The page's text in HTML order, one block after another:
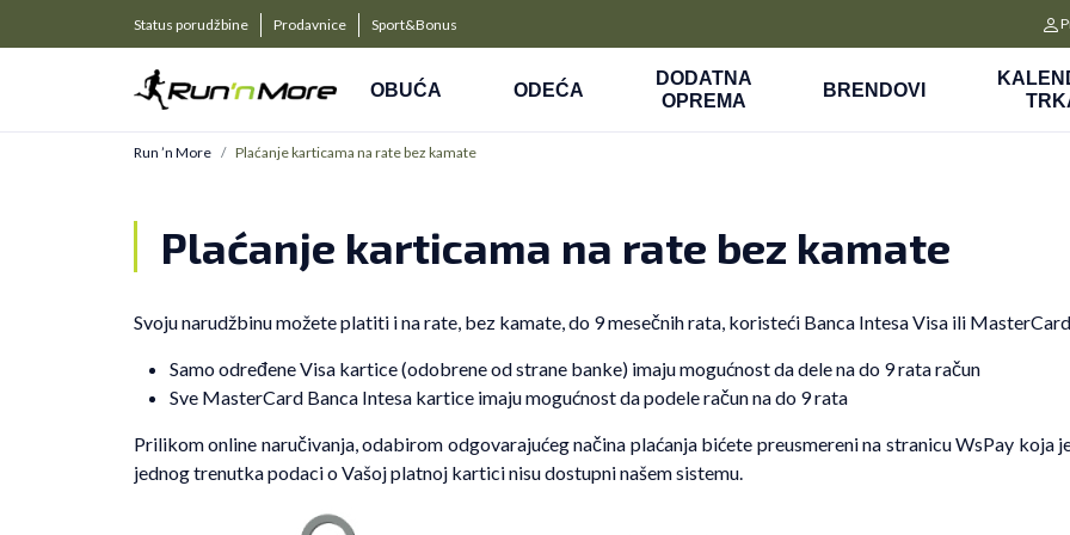
Status porudžbine Prodavnice Sport&Bonus
PLAĆANJE NA RATE
Kreditnim karticama BANCA INTESA platite na 9 rata
OBUĆA ODEĆA
DODATNA
OPREMA
BRENDOVI
Run ’n More Plaćanje karticama na rate bez kamate
Plaćanje karticama na rate bez kamate
Svoju narudžbinu možete platiti i na rate, bez kamate, do 9 mesečnih rata, koristeći Banca Intesa Visa ili
Samo određene Visa kartice (odobrene od strane banke) imaju mogućnost da dele na do 9 rata račun
Sve MasterCard Banca Intesa kartice imaju mogućnost da podele račun na do 9 rata
Prilikom online naručivanja, odabirom odgovarajućeg načina plaćanja bićete preusmereni na stranicu WsPay koja
jednog trenutka podaci o Vašoj platnoj kartici nisu dostupni našem sistemu.